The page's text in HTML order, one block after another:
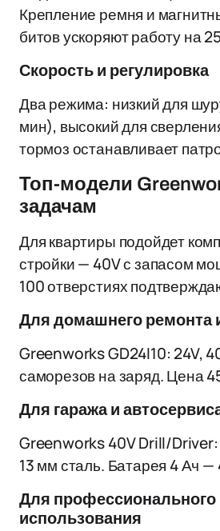
Крепление ремня и
битов ускоряют работу на
Скорость и регулировка
Два режима: низкий для
мин), высокий для
тормоз останавливает
Топ-модели
задачам
Для квартиры подойдет
стройки — 40V с запасом
100 отверстиях
Для домашнего ремонта
Greenworks GD24I10: 24V,
саморезов на заряд. Цена
Для гаража и
Greenworks 40V Drill/
13 мм сталь. Батарея 4 Ач —
Для профессионального
использования